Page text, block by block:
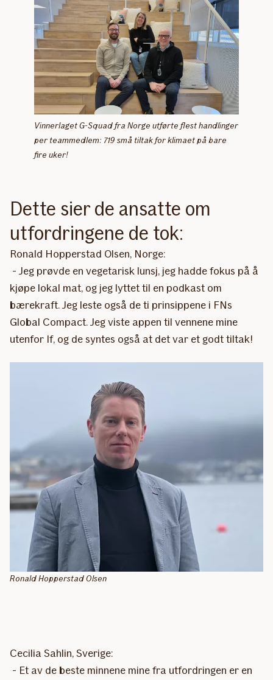
Vinnerlaget G-Squad fra Norge utførte flest handlinger
per teammedlem: 719 små tiltak for klimaet på bare
fire uker!
Dette sier de ansatte om
utfordringene de tok:
Ronald Hopperstad Olsen, Norge:
- Jeg prøvde en vegetarisk lunsj, jeg hadde fokus på å
kjøpe lokal mat, og jeg lyttet til en podkast om
bærekraft. Jeg leste også de ti prinsippene i FNs
Global Compact. Jeg viste appen til vennene mine
utenfor If, og de syntes også at det var et godt tiltak!
Ronald Hopperstad Olsen
Cecilia Sahlin, Sverige:
- Et av de beste minnene mine fra utfordringen er en